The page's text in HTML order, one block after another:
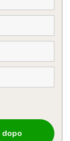
dopo